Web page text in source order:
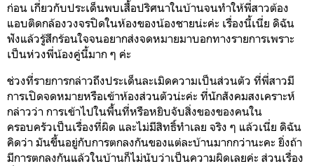
ก่อน เกี่ยวกับประเด็นพบเสื้อปริศนาในบ้านจนทำให้พี่สาวต้อง
แอบติดกล้องวงจรปิดในห้องของน้องชายน่ะค่ะ เรื่องนี้เนี่ย ดิฉัน
ฟังแล้วรู้สึกร้อนใจจนอยากส่งจดหมายมาบอกทางรายการเพราะ
เป็นห่วงพี่น้องคู่นี้มาก ๆ ค่ะ
ช่วงที่รายการกล่าวถึงประเด็นละเมิดความเป็นส่วนตัว ที่พี่สาวมี
การเปิดจดหมายหรือเข้าห้องส่วนตัวน่ะค่ะ ที่นักสังคมสงเคราะห์
กล่าวว่า การเข้าไปในพื้นที่หรือหยิบจับสิ่งของของคนใน
ครอบครัวเป็นเรื่องที่ผิด และไม่มีสิทธิ์ทำเลย จริง ๆ แล้วเนี่ย ดิฉัน
คิดว่า มันขึ้นอยู่กับการตกลงกันของแต่ละบ้านมากกว่านะคะ ยิ่งถ้า
มีการตกลงกันแล้วในบ้านก็ไม่นับว่าเป็นความผิดเลยค่ะ ส่วนเรื่อง